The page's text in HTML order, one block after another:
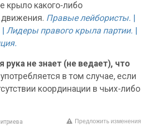
крыло какого-либо
движения. Правые лейбористы.
Лидеры правого крыла партии.
рука не знает (не ведает), что
употребляется в том случае, если
координации в чьих-либо
Предложить изменения